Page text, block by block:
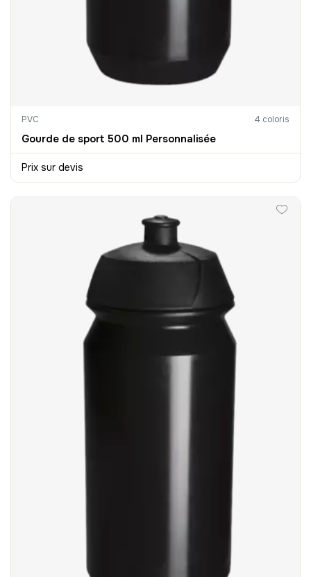
PVC 4 coloris
Gourde de sport 500 ml Personnalisée
Prix sur devis